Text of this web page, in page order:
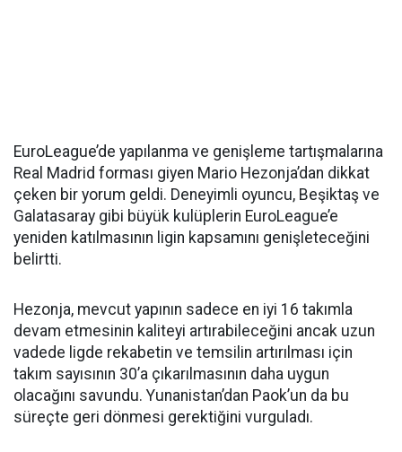
EuroLeague’de yapılanma ve genişleme tartışmalarına
Real Madrid forması giyen Mario Hezonja’dan dikkat
çeken bir yorum geldi. Deneyimli oyuncu, Beşiktaş ve
Galatasaray gibi büyük kulüplerin EuroLeague’e
yeniden katılmasının ligin kapsamını genişleteceğini
belirtti.
Hezonja, mevcut yapının sadece en iyi 16 takımla
devam etmesinin kaliteyi artırabileceğini ancak uzun
vadede ligde rekabetin ve temsilin artırılması için
takım sayısının 30’a çıkarılmasının daha uygun
olacağını savundu. Yunanistan’dan Paok’un da bu
süreçte geri dönmesi gerektiğini vurguladı.